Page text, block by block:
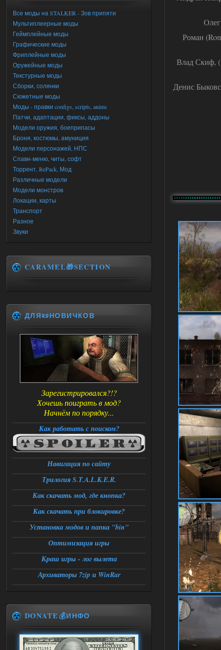
Роман
Влад Скиф,
Денис
Все моды на STALKER - Зов припяти
Мультиплеерные моды
Геймплейные моды
Графические моды
Фриплейные моды
Оружейные моды
Текстурные моды
Сборки, солянки
Сюжетные моды
Моды - правки configs, scripts, anims
Патчи, адаптации, фиксы, аддоны
Модели оружия, боеприпасы
Броня, костюмы, амуниция
Модели персонажей, НПС
Спавн-меню, читы, софт
Торрент, RePack, Мод
Различные модели
Модели монстров
Локации, карты
Транспорт
Разное
Звуки
CARAMEL🎁SECTION
ДЛЯ📜НОВИЧКОВ
Зарегистрировался?!?
Хочешь поиграть в мод?
Начнём по порядку...
Как работать с поиском?
Навигация по сайту
Трилогия S.T.A.L.K.E.R.
Как скачать мод, где кнопка?
Как скачать при блокировке?
Установка модов и папка "bin"
Оптимизация игры
Краш игры - лог вылета
Архиваторы 7zip и WinRar
DONATE💰ИНФО